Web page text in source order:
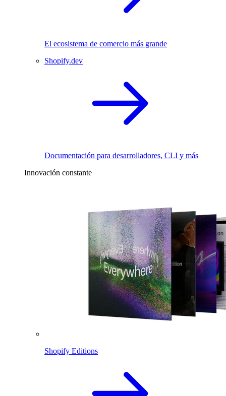
El ecosistema de comercio más grande
Shopify.dev
Documentación para desarrolladores, CLI y más
Innovación constante
Shopify Editions